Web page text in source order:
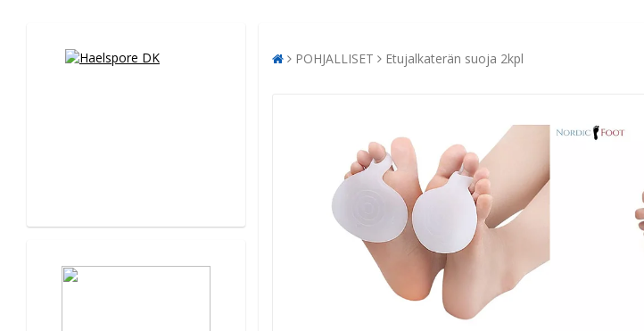
POHJALLISET Etujalkaterän suoja 2kpl